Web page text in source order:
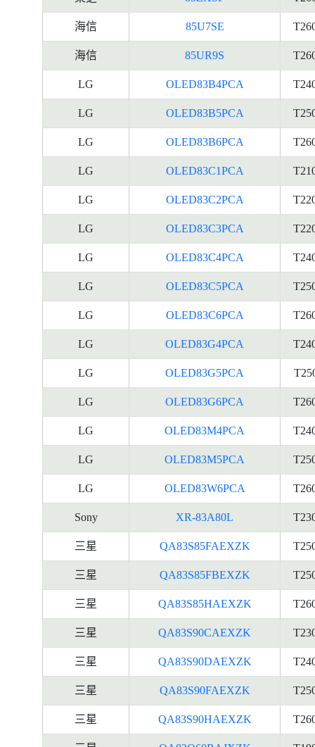
海信 85U7SE
海信 85UR9S
LG OLED83B4PCA
LG OLED83B5PCA
LG OLED83B6PCA
LG OLED83C1PCA
LG OLED83C2PCA
LG OLED83C3PCA
LG OLED83C4PCA
LG OLED83C5PCA
LG OLED83C6PCA
LG OLED83G4PCA
LG OLED83G5PCA
LG OLED83G6PCA
LG OLED83M4PCA
LG OLED83M5PCA
LG OLED83W6PCA
Sony XR-83A80L
三星 QA83S85FAEXZK
三星 QA83S85FBEXZK
三星 QA83S85HAEXZK
三星 QA83S90CAEXZK
三星 QA83S90DAEXZK
三星 QA83S90FAEXZK
三星 QA83S90HAEXZK